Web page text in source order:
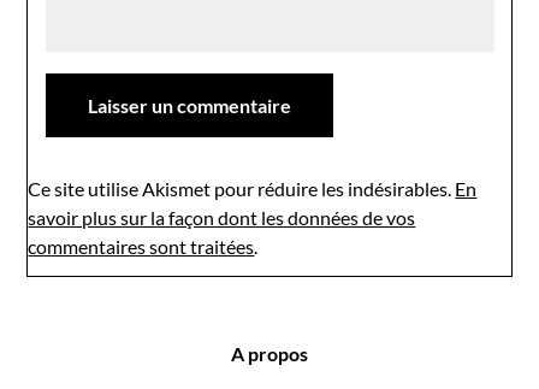
Ce site utilise Akismet pour réduire les indésirables. En
savoir plus sur la façon dont les données de vos
commentaires sont traitées.
A propos